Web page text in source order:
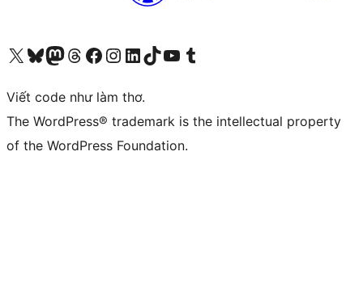
Truy cập tài khoản X (trước đây là Twitter) của chúng tôiVisit our Bluesky account
Visit our Mastodon account
Visit our Threads account
Xem trang Facebook của chúng tôiTruy cập tài khoản Instagram của chúng tôiTruy cập tài khoản LinkedIn của chúng tôiVisit our TikTok account
Truy cập kênh YouTube của chúng tôi Visit our Tumblr account
Viết code như làm thơ.
The WordPress® trademark is the intellectual property
of the WordPress Foundation.